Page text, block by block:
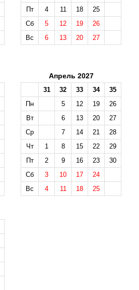
Пт
4 11 18
25
Сб
5 12 19
26
Вс
6 13 20 27
Апрель 2027
31 32 33 34
35
Пн
5 12 19
26
Вт
6 13 20
27
Ср
7 14 21
28
Чт
1 8 15 22
29
Пт
2 9 16 23
30
Сб
3 10 17
24
Вс
4 11 18 25